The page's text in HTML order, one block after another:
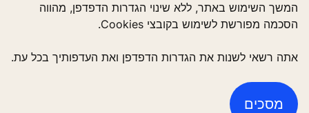
המשך השימוש באתר, ללא שינוי הגדרות הדפדפן, מהווה
הסכמה מפורשת לשימוש בקובצי Cookies.
אתה רשאי לשנות את הגדרות הדפדפן ואת העדפותיך בכל עת.
מסכים
פתרונות לבניינים רבי קומות